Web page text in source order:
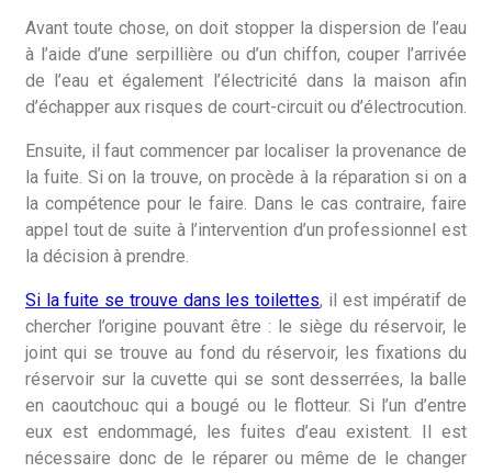
Avant toute chose, on doit stopper la dispersion de l’eau
à l’aide d’une serpillière ou d’un chiffon, couper l’arrivée
de l’eau et également l’électricité dans la maison afin
d’échapper aux risques de court-circuit ou d’électrocution.
Ensuite, il faut commencer par localiser la provenance de
la fuite. Si on la trouve, on procède à la réparation si on a
la compétence pour le faire. Dans le cas contraire, faire
appel tout de suite à l’intervention d’un professionnel est
la décision à prendre.
Si la fuite se trouve dans les toilettes, il est impératif de
chercher l’origine pouvant être : le siège du réservoir, le
joint qui se trouve au fond du réservoir, les fixations du
réservoir sur la cuvette qui se sont desserrées, la balle
en caoutchouc qui a bougé ou le flotteur. Si l’un d’entre
eux est endommagé, les fuites d’eau existent. Il est
nécessaire donc de le réparer ou même de le changer